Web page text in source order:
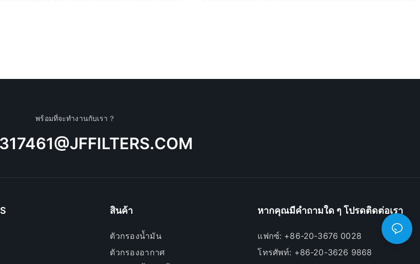
พร้อมที่จะทำงานกับเรา？
สินค้า
ตัวกรองน้ำมัน
ตัวกรองอากาศ
หากคุณมีคำถามใด ๆ โปรดติดต่อเรา
แฟกซ์: +86-20-3676 0028
โทรศัพท์: +86-20-3626 9868